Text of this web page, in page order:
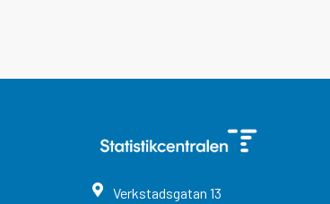
Verkstadsgatan 13